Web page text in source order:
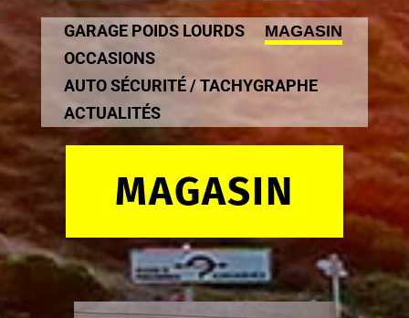
GARAGE POIDS LOURDS MAGASIN
OCCASIONS
AUTO SÉCURITÉ / TACHYGRAPHE
ACTUALITÉS
MAGASIN